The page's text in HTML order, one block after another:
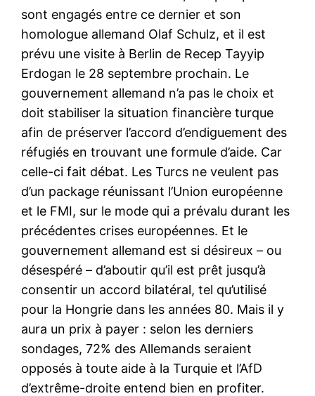
sont engagés entre ce dernier et son
homologue allemand Olaf Schulz, et il est
prévu une visite à Berlin de Recep Tayyip
Erdogan le 28 septembre prochain. Le
gouvernement allemand n’a pas le choix et
doit stabiliser la situation financière turque
afin de préserver l’accord d’endiguement des
réfugiés en trouvant une formule d’aide. Car
celle-ci fait débat. Les Turcs ne veulent pas
d’un package réunissant l’Union européenne
et le FMI, sur le mode qui a prévalu durant les
précédentes crises européennes. Et le
gouvernement allemand est si désireux – ou
désespéré – d’aboutir qu’il est prêt jusqu’à
consentir un accord bilatéral, tel qu’utilisé
pour la Hongrie dans les années 80. Mais il y
aura un prix à payer : selon les derniers
sondages, 72% des Allemands seraient
opposés à toute aide à la Turquie et l’AfD
d’extrême-droite entend bien en profiter.